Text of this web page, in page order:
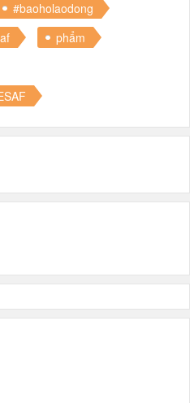
#baoholaodong
phẩm